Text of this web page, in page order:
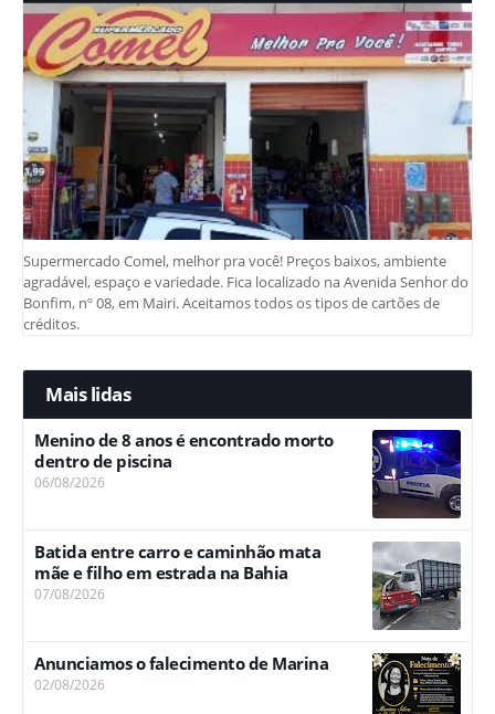
Supermercado Comel, melhor pra você! Preços baixos, ambiente
agradável, espaço e variedade. Fica localizado na Avenida Senhor do
Bonfim, nº 08, em Mairi. Aceitamos todos os tipos de cartões de
créditos.
Mais lidas
Menino de 8 anos é encontrado morto
dentro de piscina
06/08/2026
Batida entre carro e caminhão mata
mãe e filho em estrada na Bahia
07/08/2026
Anunciamos o falecimento de Marina
02/08/2026